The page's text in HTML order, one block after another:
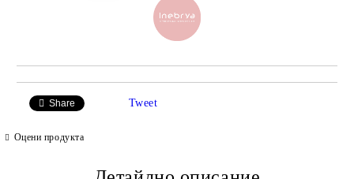
Share Tweet
Оцени продукта